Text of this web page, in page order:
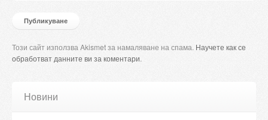
Този сайт използва Akismet за намаляване на спама. Научете как се
обработват данните ви за коментари.
Новини